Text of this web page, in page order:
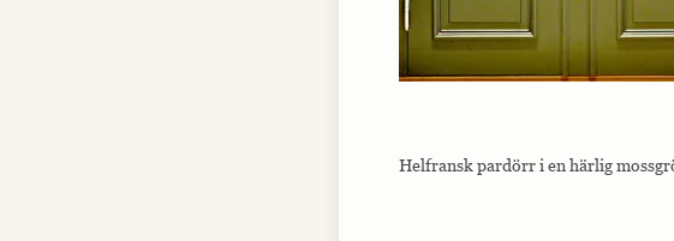
Helfransk pardörr i en härlig